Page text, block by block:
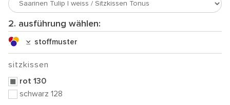
2. ausführung wählen:
stoffmuster
sitzkissen
rot 130
schwarz 128